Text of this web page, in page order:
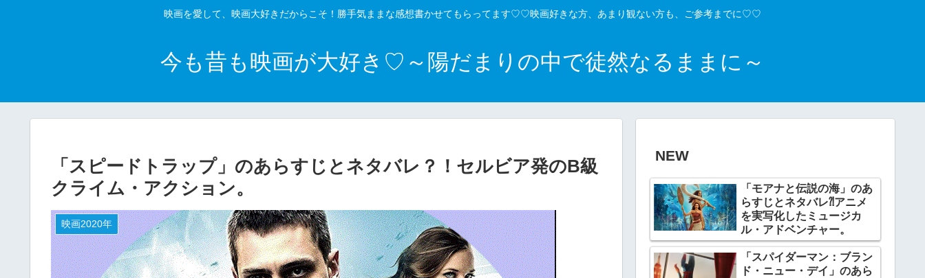
映画を愛して、映画大好きだからこそ！勝手気ままな感想書かせてもらってます♡♡映画好きな方、あまり観ない方も、ご参考までに♡♡
今も昔も映画が大好き♡～陽だまりの中で徒然なるままに～
「スピードトラップ」のあらすじとネタバレ？！セルビア発のB級
クライム・アクション。
映画2020年
NEW
「モアナと伝説の海」のあ
らすじとネタバレ⁈アニメ
を実写化したミュージカ
ル・アドベンチャー。
「スパイダーマン：ブラン
ド・ニュー・デイ」のあら